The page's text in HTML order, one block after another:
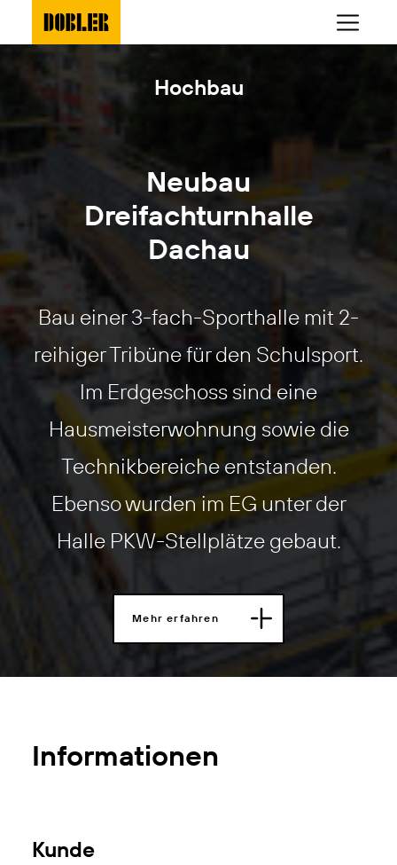
Hochbau
Neubau
Dreifachturnhalle
Dachau
Bau einer 3-fach-Sporthalle mit 2-
reihiger Tribüne für den Schulsport.
Im Erdgeschoss sind eine
Hausmeisterwohnung sowie die
Technikbereiche entstanden.
Ebenso wurden im EG unter der
Halle PKW-Stellplätze gebaut.
Mehr erfahren
Informationen
Kunde